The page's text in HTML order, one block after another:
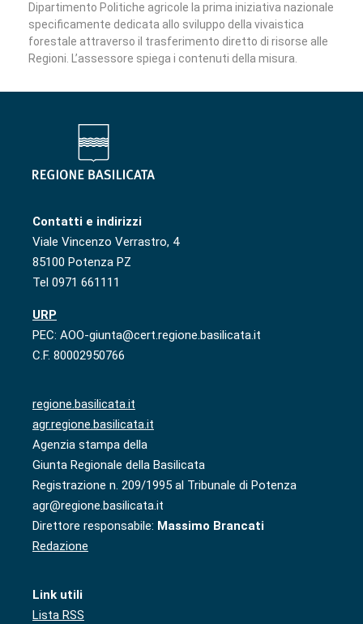
Dipartimento Politiche agricole la prima iniziativa nazionale
specificamente dedicata allo sviluppo della vivaistica
forestale attraverso il trasferimento diretto di risorse alle
Regioni. L’assessore spiega i contenuti della misura.
Contatti e indirizzi
Viale Vincenzo Verrastro, 4
85100 Potenza PZ
Tel 0971 661111
URP
PEC: AOO-giunta@cert.regione.basilicata.it
C.F. 80002950766
regione.basilicata.it
agr.regione.basilicata.it
Agenzia stampa della
Giunta Regionale della Basilicata
Registrazione n. 209/1995 al Tribunale di Potenza
agr@regione.basilicata.it
Direttore responsabile: Massimo Brancati
Redazione
Link utili
Lista RSS